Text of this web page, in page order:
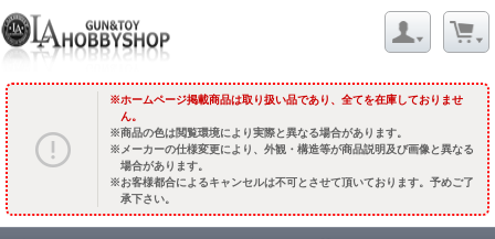
ホームページ掲載商品は取り扱い品であり、全てを在庫しておりませ
ん。
商品の色は閲覧環境により実際と異なる場合があります。
メーカーの仕様変更により、外観・構造等が商品説明及び画像と異なる
場合があります。
お客様都合によるキャンセルは不可とさせて頂いております。予めご了
承下さい。